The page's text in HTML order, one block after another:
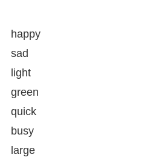
happy
sad
light
green
quick
busy
large